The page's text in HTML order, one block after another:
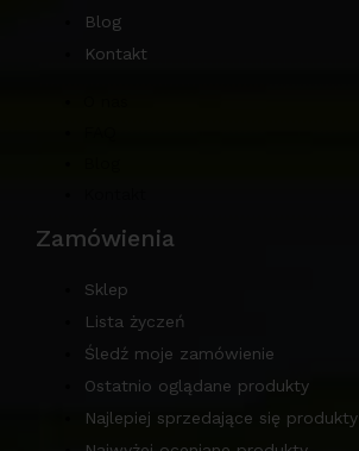
Blog
Kontakt
Zamówienia
Sklep
Lista życzeń
Śledź moje zamówienie
Ostatnio oglądane produkty
Najlepiej sprzedające się produkty